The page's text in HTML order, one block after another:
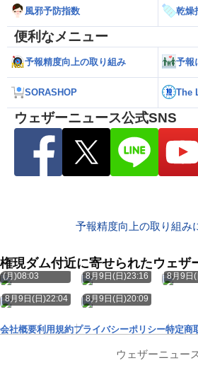
風邪予防指数 乾燥
便利なメニュー
予報精度向上の取り組み 予報
SORASHOP The
ウェザーニュース公式SNS
予報精度向上の取り組み
権現ダム付近に寄せられたウェザ
8月10日
(月)08:03
8月9日(日)23:16 8月9日
8月9日(日)22:04 8月9日(日)20:09
会社概要利用規約プライバシーポリシー特定商
ウェザーニュー